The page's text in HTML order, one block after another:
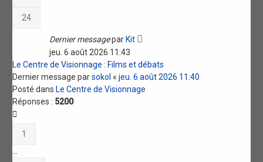
24
Dernier messageparKit
jeu. 6 août 2026 11:43
Le Centre de Visionnage : Films et débats
Dernier message parsokol «jeu. 6 août 2026 11:40
Posté dansLe Centre de Visionnage
Réponses : 5200
1